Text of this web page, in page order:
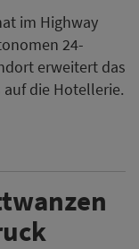
im Highway
24-
erweitert das
die Hotellerie.